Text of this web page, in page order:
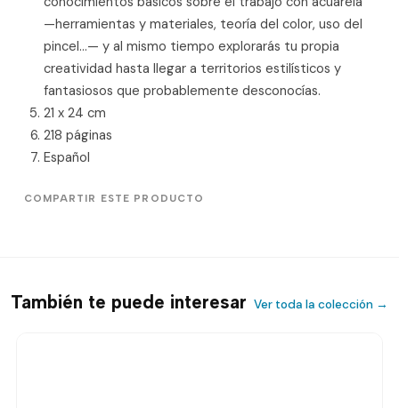
—herramientas y materiales, teoría del color, uso del
pincel…— y al mismo tiempo explorarás tu propia
creatividad hasta llegar a territorios estilísticos y
fantasiosos que probablemente desconocías.
21 x 24 cm
218 páginas
Español
COMPARTIR ESTE PRODUCTO
También te puede interesar Ver toda la colección →